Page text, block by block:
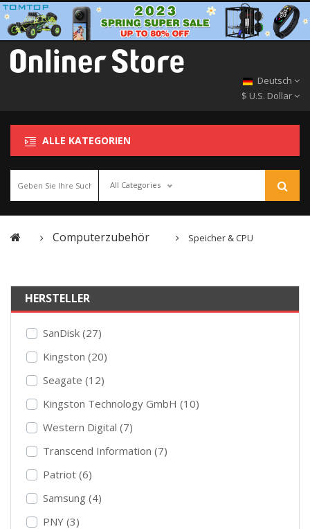
Deutsch
$ U.S. Dollar
ALLE KATEGORIEN
All Categories
Computerzubehör Speicher & CPU
HERSTELLER
SanDisk (27)
Kingston (20)
Seagate (12)
Kingston Technology GmbH (10)
Western Digital (7)
Transcend Information (7)
Patriot (6)
Samsung (4)
PNY (3)